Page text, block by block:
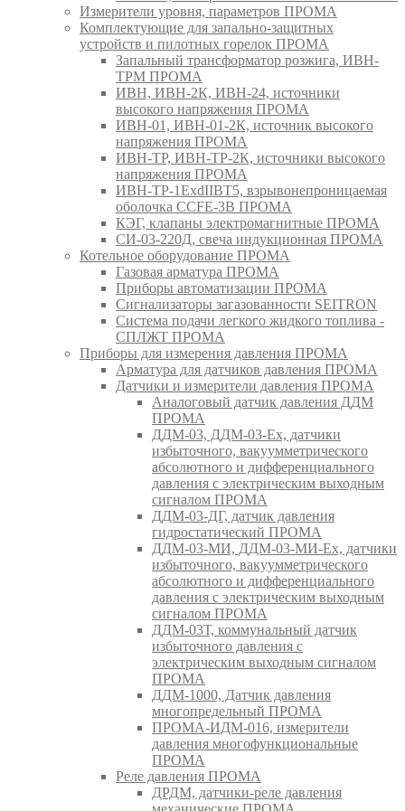
Измерители уровня, параметров ПРОМА
Комплектующие для запально-защитных
устройств и пилотных горелок ПРОМА
Запальный трансформатор розжига, ИВН-
ТРМ ПРОМА
ИВН, ИВН-2К, ИВН-24, источники
высокого напряжения ПРОМА
ИВН-01, ИВН-01-2К, источник высокого
напряжения ПРОМА
ИВН-ТР, ИВН-ТР-2К, источники высокого
напряжения ПРОМА
ИВН-ТР-1ExdIIBT5, взрывонепроницаемая
оболочка CCFE-3B ПРОМА
КЭГ, клапаны электромагнитные ПРОМА
СИ-03-220Д, свеча индукционная ПРОМА
Котельное оборудование ПРОМА
Газовая арматура ПРОМА
Приборы автоматизации ПРОМА
Сигнализаторы загазованности SEITRON
Система подачи легкого жидкого топлива -
СПЛЖТ ПРОМА
Приборы для измерения давления ПРОМА
Арматура для датчиков давления ПРОМА
Датчики и измерители давления ПРОМА
Аналоговый датчик давления ДДМ
ПРОМА
ДДМ-03, ДДМ-03-Ех, датчики
избыточного, вакуумметрического
абсолютного и дифференциального
давления с электрическим выходным
сигналом ПРОМА
ДДМ-03-ДГ, датчик давления
гидростатический ПРОМА
ДДМ-03-МИ, ДДМ-03-МИ-Ех, датчики
избыточного, вакуумметрического
абсолютного и дифференциального
давления с электрическим выходным
сигналом ПРОМА
ДДМ-03Т, коммунальный датчик
избыточного давления с
электрическим выходным сигналом
ПРОМА
ДДМ-1000, Датчик давления
многопредельный ПРОМА
ПРОМА-ИДМ-016, измерители
давления многофункциональные
ПРОМА
Реле давления ПРОМА
ДРДМ, датчики-реле давления